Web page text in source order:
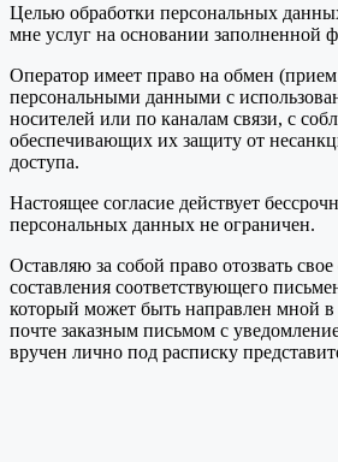
Целью обработки персональных
мне услуг на основании заполненной
Оператор имеет право на обмен
персональными данными с
носителей или по каналам связи, с
обеспечивающих их защиту от
доступа.
Настоящее согласие действует
персональных данных не ограничен.
Оставляю за собой право отозвать
составления соответствующего
который может быть направлен мной в
почте заказным письмом с
вручен лично под расписку